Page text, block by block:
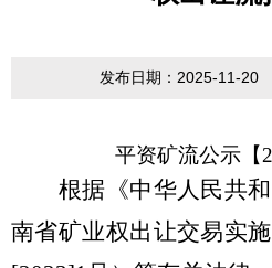
发布日期：2025-11-20
平资矿流公示【
根据《中华人民共
南省矿业权出让交易实